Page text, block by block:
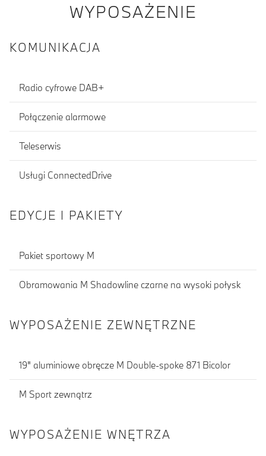
WYPOSAŻENIE
KOMUNIKACJA
Radio cyfrowe DAB+
Połączenie alarmowe
Teleserwis
Usługi ConnectedDrive
EDYCJE I PAKIETY
Pakiet sportowy M
Obramowania M Shadowline czarne na wysoki połysk
WYPOSAŻENIE ZEWNĘTRZNE
19" aluminiowe obręcze M Double-spoke 871 Bicolor
M Sport zewnątrz
WYPOSAŻENIE WNĘTRZA